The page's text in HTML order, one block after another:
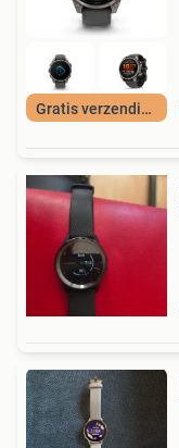
Gratis verzending